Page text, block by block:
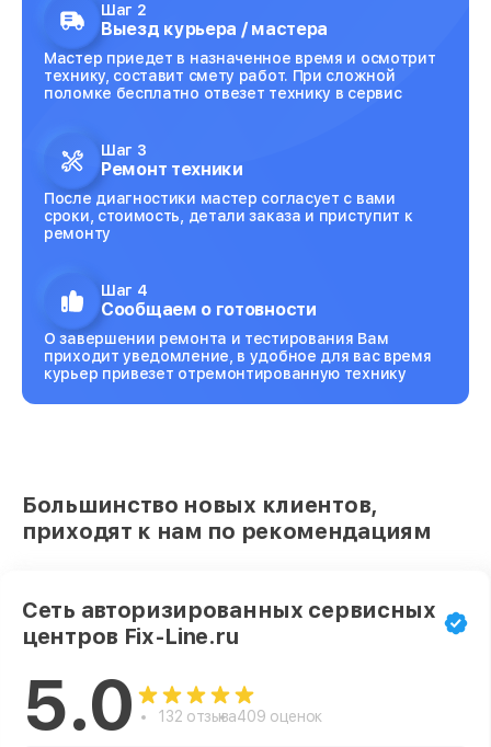
Шаг 2
Выезд курьера / мастера
Мастер приедет в назначенное время и осмотрит
технику, составит смету работ. При сложной
поломке бесплатно отвезет технику в сервис
Шаг 3
Ремонт техники
После диагностики мастер согласует с вами
сроки, стоимость, детали заказа и приступит к
ремонту
Шаг 4
Сообщаем о готовности
О завершении ремонта и тестирования Вам
приходит уведомление, в удобное для вас время
курьер привезет отремонтированную технику
Большинство новых клиентов,
приходят к нам по рекомендациям
Сеть авторизированных сервисных
центров Fix-Line.ru
5.0 132 отзыва409 оценок